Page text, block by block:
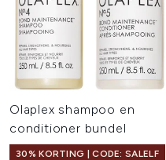
Olaplex shampoo en
conditioner bundel
30% KORTING | CODE: SALELF